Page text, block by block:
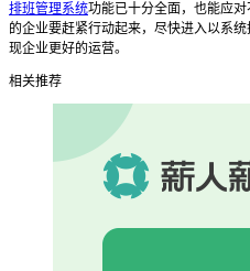
排班管理系统功能已十分全面，也能应
的企业要赶紧行动起来，尽快进入以系
现企业更好的运营。
相关推荐